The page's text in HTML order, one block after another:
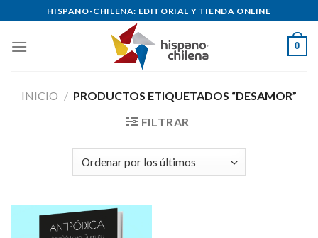
to
content
HISPANO-CHILENA: EDITORIAL Y TIENDA ONLINE
0
INICIO / PRODUCTOS ETIQUETADOS “DESAMOR”
FILTRAR